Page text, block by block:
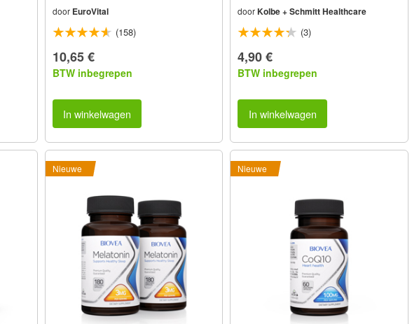
door EuroVital
(158)
10,65 €
BTW inbegrepen
In winkelwagen
doorKolbe + Schmitt Healthcare
(3)
4,90 €
BTW inbegrepen
In winkelwagen
Nieuwe Nieuwe